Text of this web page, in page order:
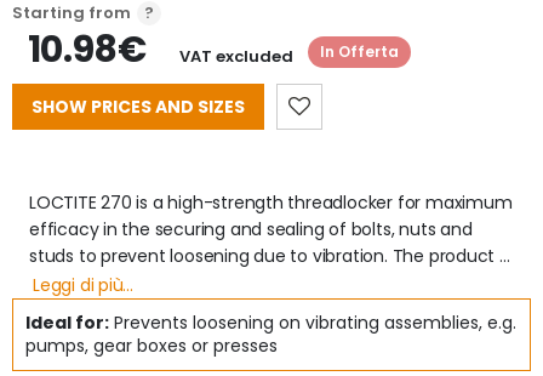
Starting from
10.98€ VAT excluded In Offerta
SHOW PRICES AND SIZES
LOCTITE 270 is a high-strength threadlocker for maximum
efficacy in the securing and sealing of bolts, nuts and
studs to prevent loosening due to vibration. The product
serves to permanently lock assemblies which must not
come loose. It works on all metals, including passive
substrates such as stainless steel, aluminium and plated
surfaces.
Leggi di più...
Ideal for: Prevents loosening on vibrating assemblies, e.g.
pumps, gear boxes or presses